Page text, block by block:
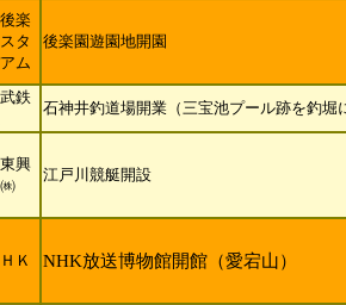
楽
タ
ム
後楽園遊園地開園
鉄
石神井釣道場開業（三宝池プール跡を釣堀
興
江戸川競艇開設
Ｋ NHK放送博物館開館（愛宕山）